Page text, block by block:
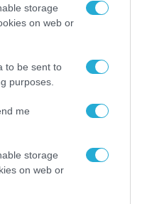
storage
on web or
to be sent to
purposes.
me
storage
on web or